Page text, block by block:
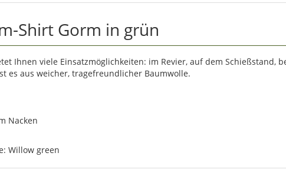
Shirt Gorm in grün
Ihnen viele Einsatzmöglichkeiten: im Revier, auf dem Schießstand,
es aus weicher, tragefreundlicher Baumwolle.
Nacken
Willow green